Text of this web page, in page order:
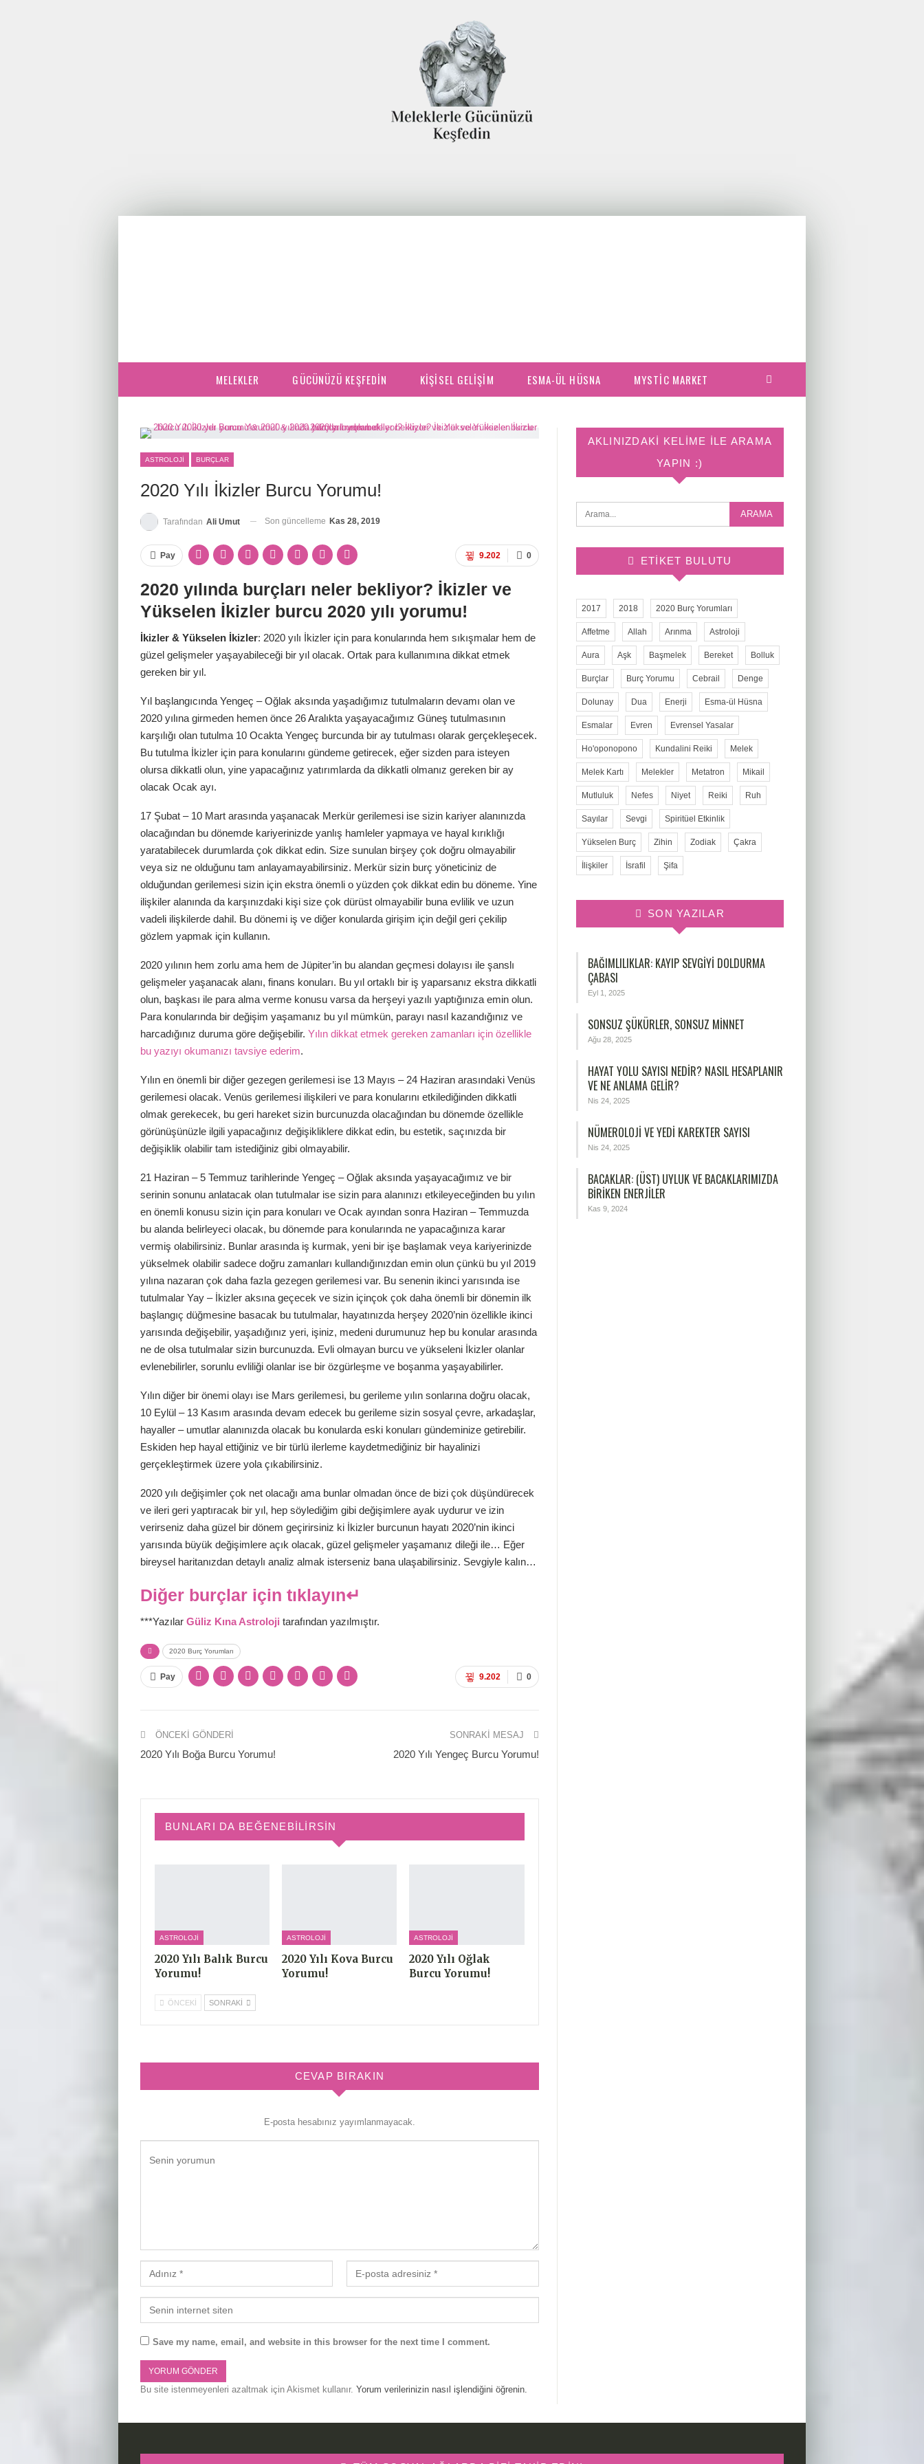
MELEKLER GÜCÜNÜZÜ KEŞFEDIN KIŞISEL GELIŞIM ESMA-ÜL HÜSNA MYSTIC MARKET
ASTROLOJI BURÇLAR
2020 Yılı İkizler Burcu Yorumu!
Tarafından Ali Umut Son güncelleme Kas 28, 2019
0
9.202
Pay
2020 yılında burçları neler bekliyor? İkizler ve
Yükselen İkizler burcu 2020 yılı yorumu!
İkizler & Yükselen İkizler: 2020 yılı İkizler için para konularında hem sıkışmalar hem de
güzel gelişmeler yaşayabileceği bir yıl olacak. Ortak para kullanımına dikkat etmek
gereken bir yıl.
Yıl başlangıcında Yengeç – Oğlak aksında yaşadığımız tutulmaların devamı olan ve
2020 yılına girmeden hemen önce 26 Aralıkta yaşayacağımız Güneş tutulmasının
karşılığı olan tutulma 10 Ocakta Yengeç burcunda bir ay tutulması olarak gerçekleşecek.
Bu tutulma İkizler için para konularını gündeme getirecek, eğer sizden para isteyen
olursa dikkatli olun, yine yapacağınız yatırımlarda da dikkatli olmanız gereken bir ay
olacak Ocak ayı.
17 Şubat – 10 Mart arasında yaşanacak Merkür gerilemesi ise sizin kariyer alanınızda
olacağından bu dönemde kariyerinizde yanlış hamleler yapmaya ve hayal kırıklığı
yaratabilecek durumlarda çok dikkat edin. Size sunulan birşey çok doğru olmayabilir
veya siz ne olduğunu tam anlayamayabilirsiniz. Merkür sizin burç yöneticiniz de
olduğundan gerilemesi sizin için ekstra önemli o yüzden çok dikkat edin bu döneme. Yine
ilişkiler alanında da karşınızdaki kişi size çok dürüst olmayabilir buna evlilik ve uzun
vadeli ilişkilerde dahil. Bu dönemi iş ve diğer konularda girişim için değil geri çekilip
gözlem yapmak için kullanın.
2020 yılının hem zorlu ama hem de Jüpiter’in bu alandan geçmesi dolayısı ile şanslı
gelişmeler yaşanacak alanı, finans konuları. Bu yıl ortaklı bir iş yaparsanız ekstra dikkatli
olun, başkası ile para alma verme konusu varsa da herşeyi yazılı yaptığınıza emin olun.
Para konularında bir değişim yaşamanız bu yıl mümkün, parayı nasıl kazandığınız ve
harcadığınız duruma göre değişebilir. Yılın dikkat etmek gereken zamanları için özellikle
bu yazıyı okumanızı tavsiye ederim.
Yılın en önemli bir diğer gezegen gerilemesi ise 13 Mayıs – 24 Haziran arasındaki Venüs
gerilemesi olacak. Venüs gerilemesi ilişkileri ve para konularını etkilediğinden dikkatli
olmak gerekecek, bu geri hareket sizin burcunuzda olacağından bu dönemde özellikle
görünüşünüzle ilgili yapacağınız değişikliklere dikkat edin, bu estetik, saçınızda bir
değişiklik olabilir tam istediğiniz gibi olmayabilir.
21 Haziran – 5 Temmuz tarihlerinde Yengeç – Oğlak aksında yaşayacağımız ve bir
serinin sonunu anlatacak olan tutulmalar ise sizin para alanınızı etkileyeceğinden bu yılın
en önemli konusu sizin için para konuları ve Ocak ayından sonra Haziran – Temmuzda
bu alanda belirleyeci olacak, bu dönemde para konularında ne yapacağınıza karar
vermiş olabilirsiniz. Bunlar arasında iş kurmak, yeni bir işe başlamak veya kariyerinizde
yükselmek olabilir sadece doğru zamanları kullandığınızdan emin olun çünkü bu yıl 2019
yılına nazaran çok daha fazla gezegen gerilemesi var. Bu senenin ikinci yarısında ise
tutulmalar Yay – İkizler aksına geçecek ve sizin içinçok çok daha önemli bir dönemin ilk
başlangıç düğmesine basacak bu tutulmalar, hayatınızda herşey 2020’nin özellikle ikinci
yarısında değişebilir, yaşadığınız yeri, işiniz, medeni durumunuz hep bu konular arasında
ne de olsa tutulmalar sizin burcunuzda. Evli olmayan burcu ve yükseleni İkizler olanlar
evlenebilirler, sorunlu evliliği olanlar ise bir özgürleşme ve boşanma yaşayabilirler.
Yılın diğer bir önemi olayı ise Mars gerilemesi, bu gerileme yılın sonlarına doğru olacak,
10 Eylül – 13 Kasım arasında devam edecek bu gerileme sizin sosyal çevre, arkadaşlar,
hayaller – umutlar alanınızda olacak bu konularda eski konuları gündeminize getirebilir.
Eskiden hep hayal ettiğiniz ve bir türlü ilerleme kaydetmediğiniz bir hayalinizi
gerçekleştirmek üzere yola çıkabilirsiniz.
2020 yılı değişimler çok net olacağı ama bunlar olmadan önce de bizi çok düşündürecek
ve ileri geri yaptıracak bir yıl, hep söylediğim gibi değişimlere ayak uydurur ve izin
verirseniz daha güzel bir dönem geçirirsiniz ki İkizler burcunun hayatı 2020’nin ikinci
yarısında büyük değişimlere açık olacak, güzel gelişmeler yaşamanız dileği ile… Eğer
bireysel haritanızdan detaylı analiz almak isterseniz bana ulaşabilirsiniz. Sevgiyle kalın…
Diğer burçlar için tıklayın↵
***Yazılar Güliz Kına Astroloji tarafından yazılmıştır.
2020 Burç Yorumları
0
9.202
Pay
ÖNCEKI GÖNDERI
2020 Yılı Boğa Burcu Yorumu!
SONRAKI MESAJ
2020 Yılı Yengeç Burcu Yorumu!
BUNLARI DA BEĞENEBILIRSIN
ASTROLOJI
2020 Yılı Balık Burcu
Yorumu!
ASTROLOJI
2020 Yılı Kova Burcu
Yorumu!
ASTROLOJI
2020 Yılı Oğlak
Burcu Yorumu!
ÖNCEKI SONRAKI
CEVAP BIRAKIN
E-posta hesabınız yayımlanmayacak.
Save my name, email, and website in this browser for the next time I comment.
Bu site istenmeyenleri azaltmak için Akismet kullanır. Yorum verilerinizin nasıl işlendiğini öğrenin.
AKLINIZDAKI KELIME ILE ARAMA
YAPIN :)
ETIKET BULUTU
2017 2018 2020 Burç Yorumları
Affetme Allah Arınma Astroloji
Aura Aşk Başmelek Bereket Bolluk
Burçlar Burç Yorumu Cebrail Denge
Dolunay Dua Enerji Esma-ül Hüsna
Esmalar Evren Evrensel Yasalar
Ho'oponopono Kundalini Reiki Melek
Melek Kartı Melekler Metatron Mikail
Mutluluk Nefes Niyet Reiki Ruh
Sayılar Sevgi Spiritüel Etkinlik
Yükselen Burç Zihin Zodiak Çakra
İlişkiler İsrafil Şifa
SON YAZILAR
BAĞIMLILIKLAR: KAYIP SEVGIYI DOLDURMA
ÇABASI
Eyl 1, 2025
SONSUZ ŞÜKÜRLER, SONSUZ MINNET
Ağu 28, 2025
HAYAT YOLU SAYISI NEDIR? NASIL HESAPLANIR
VE NE ANLAMA GELIR?
Nis 24, 2025
NÜMEROLOJİ VE YEDİ KAREKTER SAYISI
Nis 24, 2025
BACAKLAR: (ÜST) UYLUK VE BACAKLARIMIZDA
BIRIKEN ENERJILER
Kas 9, 2024